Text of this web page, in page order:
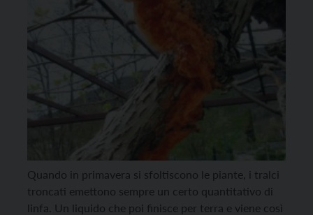
Quando in primavera si sfoltiscono le piante, i tralci
troncati emettono sempre un certo quantitativo di
linfa. Un liquido che poi finisce per terra e viene così